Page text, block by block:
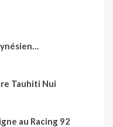
Tauhiti Nui
au Racing 92